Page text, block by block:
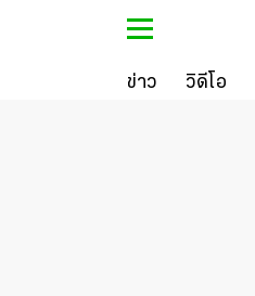
ข่าว วิดีโอ